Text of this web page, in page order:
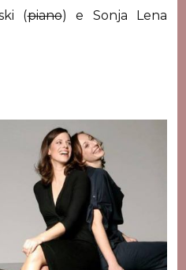
(piano) e Sonja Lena